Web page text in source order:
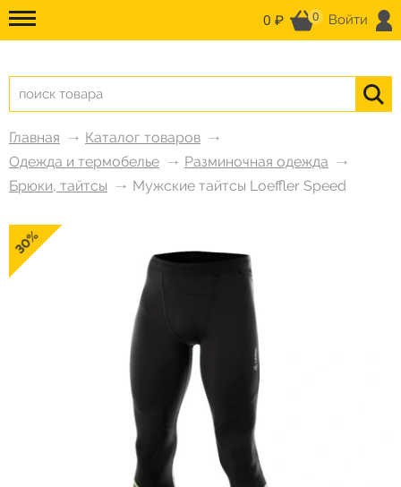
0 ₽ 0 Войти
Главная
Каталог товаров
Одежда и термобелье
Разминочная одежда
Брюки, тайтсы
Мужские тайтсы Loeffler Speed
30%